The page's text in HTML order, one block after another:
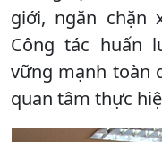
giới, ngăn chặn
Công tác huấn
vững mạnh toàn
quan tâm thực